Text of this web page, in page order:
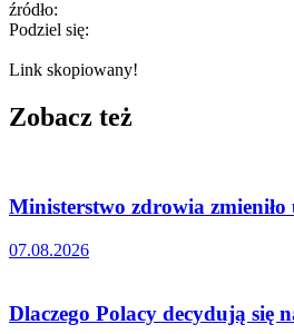
źródło:
Podziel się:
Link skopiowany!
Zobacz też
Ministerstwo zdrowia
07.08.2026
Dlaczego Polacy decydują się